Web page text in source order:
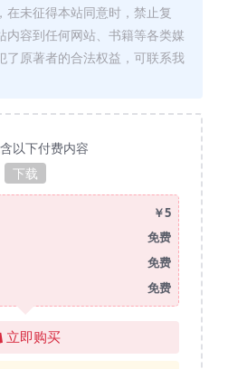
在未征得本站同意时，禁止复
内容到任何网站、书籍等各类媒
了原著者的合法权益，可联系我
以下付费内容
下载
￥5
免费
免费
免费
立即购买